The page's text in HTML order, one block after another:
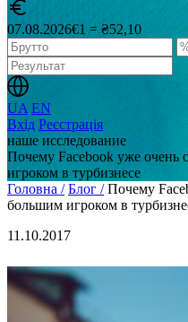
07.08.2026€1 = ₴52,10
UA EN
Вхід Реєстрація
наше исследование
Почему Facebook уже очень
игроком в турбизнесе
Головна / Блог / Почему
большим игроком в
11.10.2017